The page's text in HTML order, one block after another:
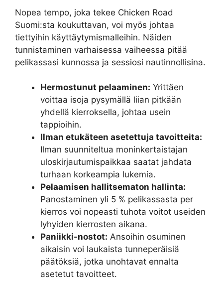
Nopea tempo, joka tekee Chicken Road
Suomi:sta koukuttavan, voi myös johtaa
tiettyihin käyttäytymismalleihin. Näiden
tunnistaminen varhaisessa vaiheessa pitää
pelikassasi kunnossa ja sessiosi nautinnollisina.
Hermostunut pelaaminen: Yrittäen
voittaa isoja pysymällä liian pitkään
yhdellä kierroksella, johtaa usein
tappioihin.
Ilman etukäteen asetettuja tavoitteita:
Ilman suunniteltua moninkertaistajan
uloskirjautumispaikkaa saatat jahdata
turhaan korkeampia lukemia.
Pelaamisen hallitsematon hallinta:
Panostaminen yli 5 % pelikassasta per
kierros voi nopeasti tuhota voitot useiden
lyhyiden kierrosten aikana.
Paniikki-nostot: Ansoihin osuminen
aikaisin voi laukaista tunneperäisiä
päätöksiä, jotka unohtavat ennalta
asetetut tavoitteet.